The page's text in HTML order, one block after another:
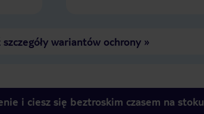
wariantów ochrony»
i ciesz się beztroskim czasem na stoku